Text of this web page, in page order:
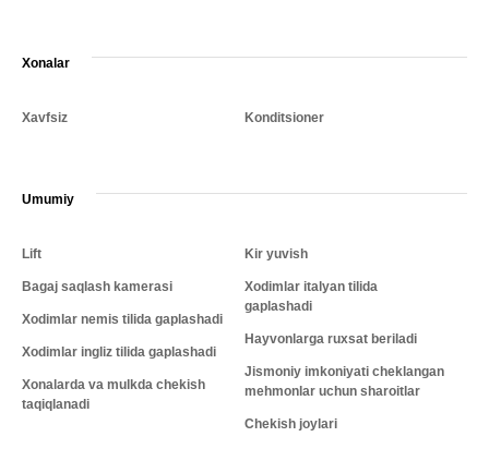
Xonalar
Xavfsiz Konditsioner
Umumiy
Lift
Bagaj saqlash kamerasi
Xodimlar nemis tilida gaplashadi
Xodimlar ingliz tilida gaplashadi
Xonalarda va mulkda chekish
taqiqlanadi
Kir yuvish
Xodimlar italyan tilida
gaplashadi
Hayvonlarga ruxsat beriladi
Jismoniy imkoniyati cheklangan
mehmonlar uchun sharoitlar
Chekish joylari